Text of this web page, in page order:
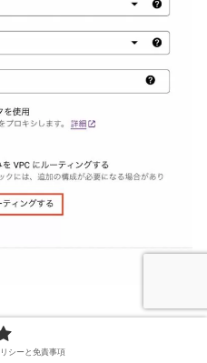
ると、コンテナ名の左側が
シーと免責事項